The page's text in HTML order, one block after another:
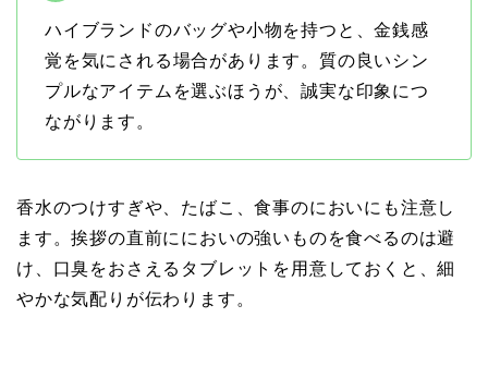
ハイブランドのバッグや小物を持つと、金銭感
覚を気にされる場合があります。質の良いシン
プルなアイテムを選ぶほうが、誠実な印象につ
ながります。
香水のつけすぎや、たばこ、食事のにおいにも注意し
ます。挨拶の直前ににおいの強いものを食べるのは避
け、口臭をおさえるタブレットを用意しておくと、細
やかな気配りが伝わります。